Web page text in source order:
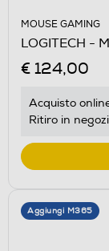
MOUSE GAMING
LOGITECH -
€ 124,00
Acquisto
Ritiro in
Aggiungi M365